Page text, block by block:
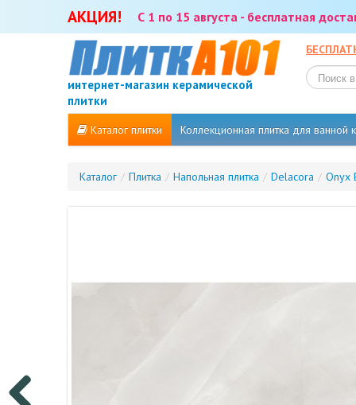
АКЦИЯ! С 1 по 15 августа - бесплатная
интернет-магазин керамической
плитки
Каталог плитки Коллекционная плитка для ванной
Каталог / Плитка / Напольная плитка / Delacora / Onyx